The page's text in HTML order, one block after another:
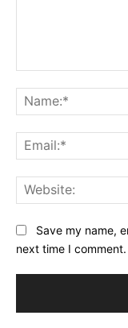
Save my name,
next time I comment.